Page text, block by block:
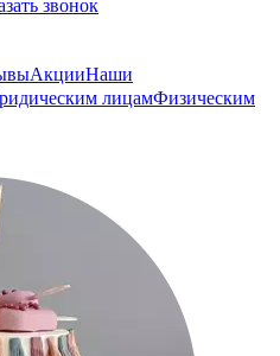
звонок
АкцииНаши
лицамФизическим